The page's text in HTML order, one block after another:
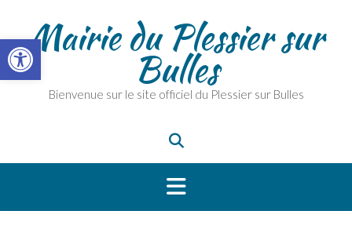
contentMairie du Plessier sur
Bulles
Bienvenue sur le site officiel du Plessier sur Bulles
Ouvrir la barre d’outils